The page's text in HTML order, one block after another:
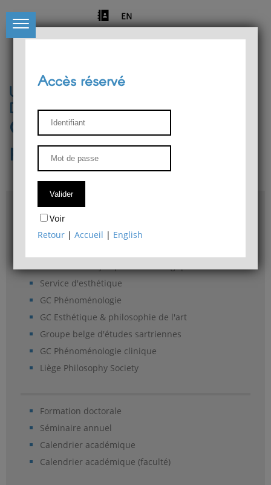
EN
Université de Liège
Département de philosophie
Centre de recherches
phénoménologiques
Accès & plans
Bibliothèque du Département de philosophie
Service d'esthétique
GC Phénoménologie
GC Esthétique & philosophie de l'art
Groupe belge d'études sartriennes
GC Phénoménologie clinique
Liège Philosophy Society
Formation doctorale
Séminaire annuel
Calendrier académique
Calendrier académique (faculté)
Accès réservé
Voir
Retour |Accueil | English